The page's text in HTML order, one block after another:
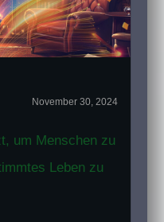
November 30, 2024
um Menschen zu
Leben zu